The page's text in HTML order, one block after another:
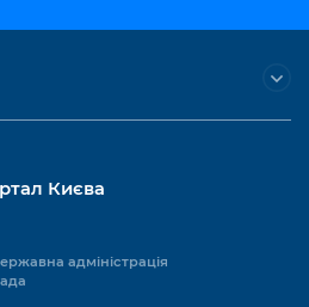
Києва
адміністрація